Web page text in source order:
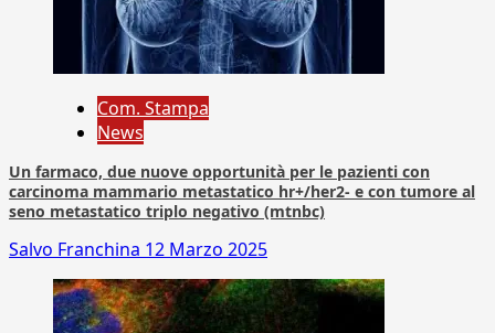
Com. Stampa
News
Un farmaco, due nuove opportunità per le pazienti con
carcinoma mammario metastatico hr+/her2- e con tumore al
seno metastatico triplo negativo (mtnbc)
Salvo Franchina 12 Marzo 2025